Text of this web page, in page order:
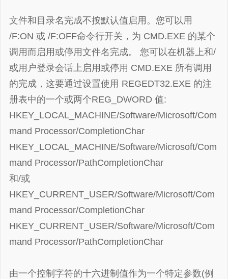
文件和目录名完成不按默认值启用。您可以用
/F:ON 或 /F:OFF命令行开关，为 CMD.EXE 的某个
调用而启用或停用文件名完成。 您可以在机器上和/
或用户登录会话上启用或停用 CMD.EXE 所有调用
的完成，这要通过设置使用 REGEDT32.EXE 的注
册表中的一个或两个REG_DWORD 值:
HKEY_LOCAL_MACHINE/Software/Microsoft/Com
mand Processor/CompletionChar
HKEY_LOCAL_MACHINE/Software/Microsoft/Com
mand Processor/PathCompletionChar
和/或
HKEY_CURRENT_USER/Software/Microsoft/Com
mand Processor/CompletionChar
HKEY_CURRENT_USER/Software/Microsoft/Com
mand Processor/PathCompletionChar
由一个控制字符的十六进制值作为一个特定参数(例